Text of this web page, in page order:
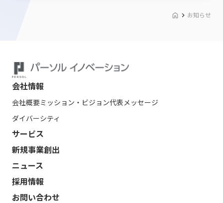
お知らせ
会社情報
会社概要ミッション・ビジョン代表メッセージ
ダイバーシティ
サービス
新規事業創出
ニュース
採用情報
お問い合わせ